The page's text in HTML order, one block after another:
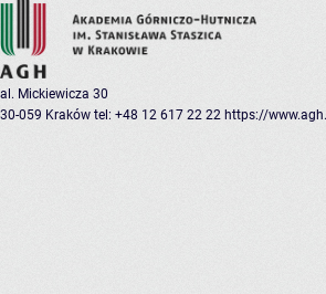
al. Mickiewicza 30
30-059 Kraków tel: +48 12 617 22 22 https://